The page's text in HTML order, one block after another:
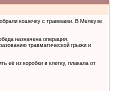
кошечку с травмами. В Мелеузе
назначена операция.
травматической грыжи и
её из коробки в клетку, плакала от